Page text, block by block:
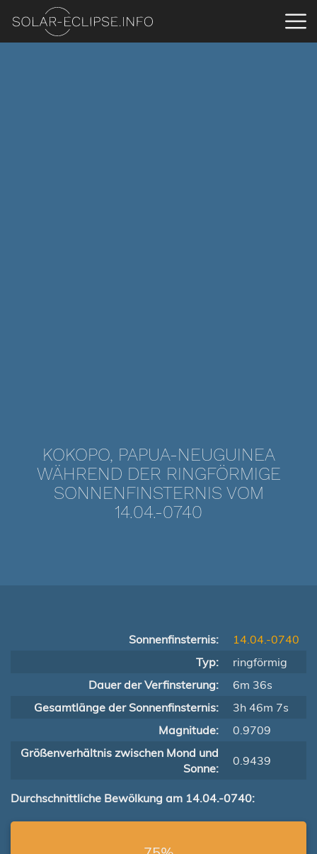
KOKOPO, PAPUA-NEUGUINEA
WÄHREND DER RINGFÖRMIGE
SONNENFINSTERNIS VOM
14.04.-0740
Sonnenfinsternis:
14.04.-0740
Typ:
ringförmig
Dauer der Verfinsterung:
6m 36s
Gesamtlänge der Sonnenfinsternis:
3h 46m 7s
Magnitude:
0.9709
Größenverhältnis zwischen Mond und
Sonne:
0.9439
Durchschnittliche Bewölkung am 14.04.-0740: